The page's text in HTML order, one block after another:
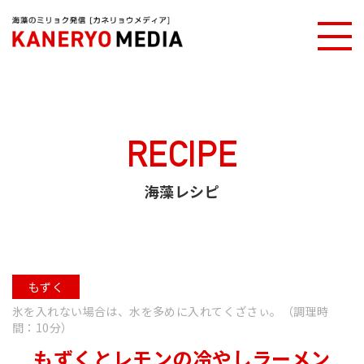
カネリョウメディアTOP
海藻レシピ
RECIPE
海藻レシピ
もずく
氷を入れない場合は、水を多めに入れてくざさぃ。（調理時
間：10分）
もずくとレモンの冷やしラーメン